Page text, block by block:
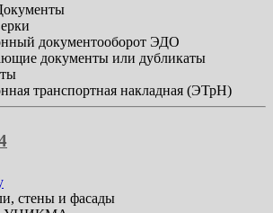
документооборот ЭДО
документы или дубликаты
транспортная накладная (ЭТрН)